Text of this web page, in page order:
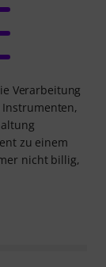
Verarbeitung
Instrumenten,
zu einem
nicht billig,